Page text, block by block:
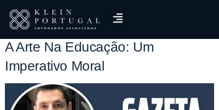
Tag:Educação
A Arte Na Educação: Um
Imperativo Moral